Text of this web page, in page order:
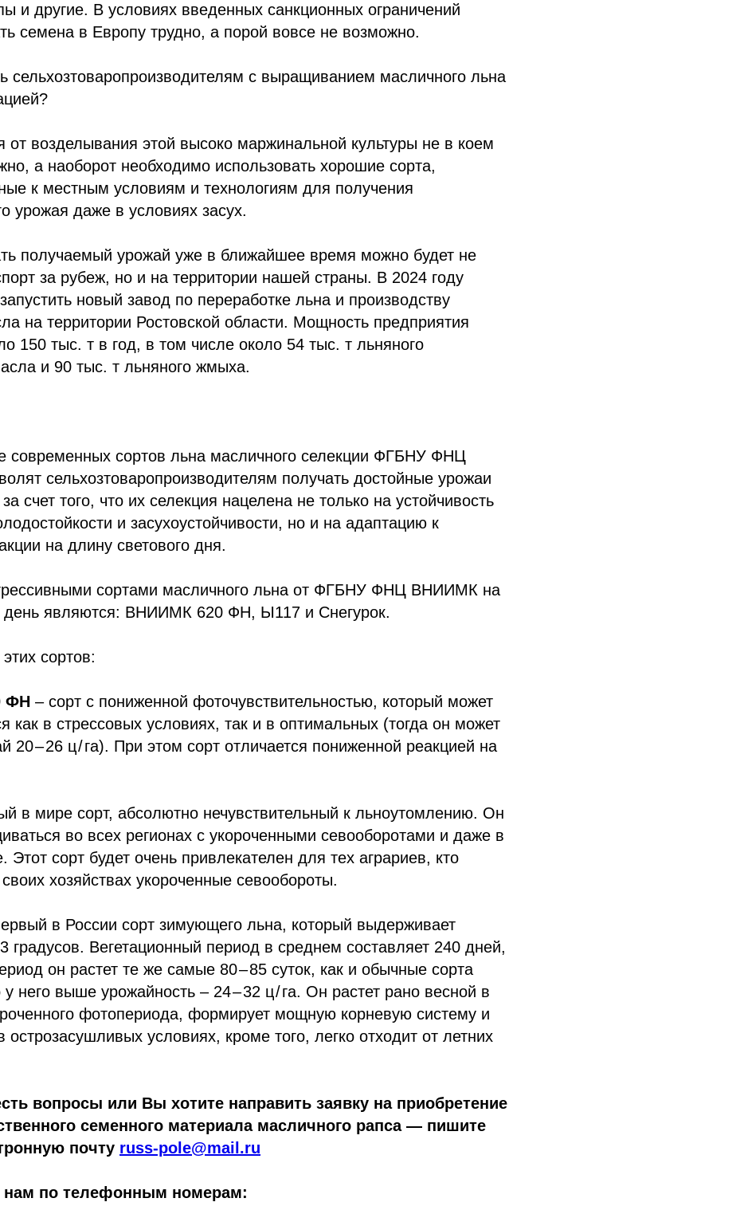
и другие. В условиях введенных санкционных ограничений
семена в Европу трудно, а порой вовсе не возможно.
сельхозтоваропроизводителям с выращиванием масличного льна
от возделывания этой высоко маржинальной культуры не в коем
а наоборот необходимо использовать хорошие сорта,
к местным условиям и технологиям для получения
урожая даже в условиях засух.
получаемый урожай уже в ближайшее время можно будет не
за рубеж, но и на территории нашей страны. В 2024 году
новый завод по переработке льна и производству
на территории Ростовской области. Мощность предприятия
150 тыс. т в год, в том числе около 54 тыс. т льняного
и 90 тыс. т льняного жмыха.
современных сортов льна масличного селекции ФГБНУ ФНЦ
сельхозтоваропроизводителям получать достойные урожаи
счет того, что их селекция нацелена не только на устойчивость
и засухоустойчивости, но и на адаптацию к
на длину светового дня.
сортами масличного льна от ФГБНУ ФНЦ ВНИИМК на
день являются: ВНИИМК 620 ФН, Ы117 и Снегурок.
сортов:
ФН – сорт с пониженной фоточувствительностью, который может
как в стрессовых условиях, так и в оптимальных (тогда он может
20 – 26 ц / га). При этом сорт отличается пониженной реакцией на
в мире сорт, абсолютно нечувствительный к льноутомлению. Он
во всех регионах с укороченными севооборотами и даже в
Этот сорт будет очень привлекателен для тех аграриев, кто
хозяйствах укороченные севообороты.
в России сорт зимующего льна, который выдерживает
градусов. Вегетационный период в среднем составляет 240 дней,
он растет те же самые 80 – 85 суток, как и обычные сорта
него выше урожайность – 24 – 32 ц / га. Он растет рано весной в
фотопериода, формирует мощную корневую систему и
острозасушливых условиях, кроме того, легко отходит от летних
вопросы или Вы хотите направить заявку на приобретение
семенного материала масличного рапса — пишите
почту russ-pole@mail.ru
нам по телефонным номерам: